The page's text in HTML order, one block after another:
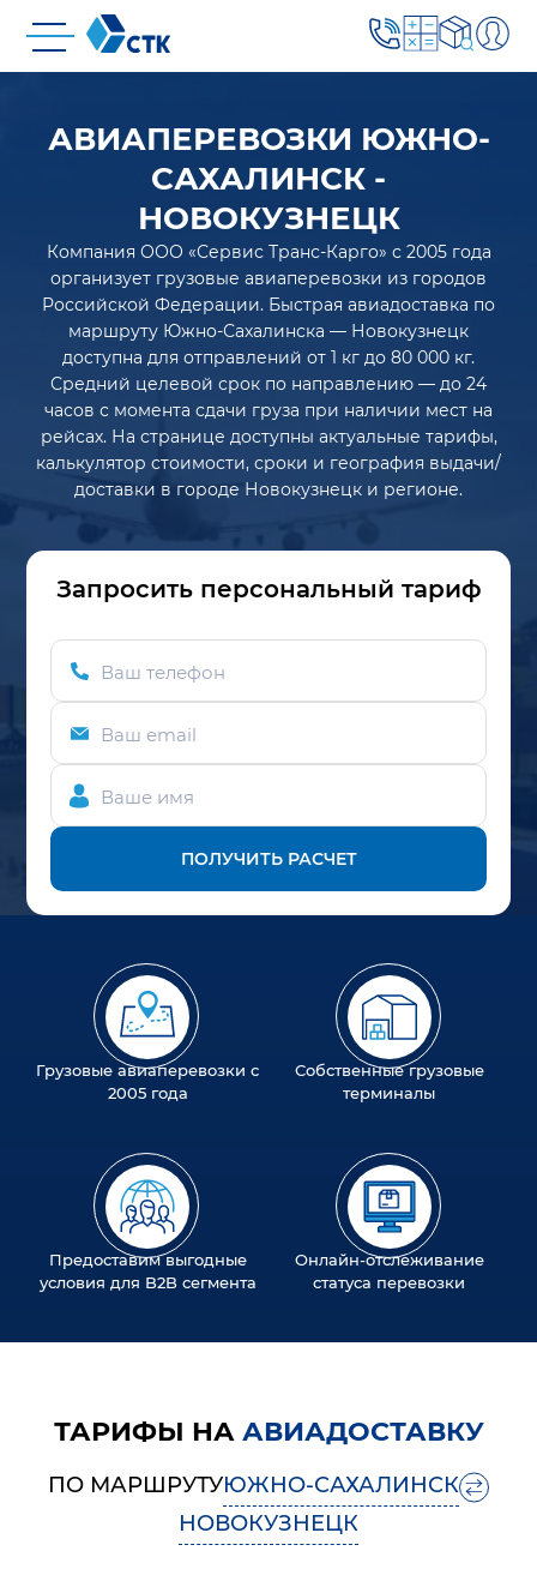
АВИАПЕРЕВОЗКИ ЮЖНО-
САХАЛИНСК -
НОВОКУЗНЕЦК
Компания ООО «Сервис Транс-Карго» с 2005 года
организует грузовые авиаперевозки из городов
Российской Федерации. Быстрая авиадоставка по
маршруту Южно-Сахалинска — Новокузнецк
доступна для отправлений от 1 кг до 80 000 кг.
Средний целевой срок по направлению — до 24
часов с момента сдачи груза при наличии мест на
рейсах. На странице доступны актуальные тарифы,
калькулятор стоимости, сроки и география выдачи/
доставки в городе Новокузнецк и регионе.
Запросить персональный тариф
Ваш телефон
Ваш email
Ваше имя
ПОЛУЧИТЬ РАСЧЕТ
Грузовые авиаперевозки с
2005 года
Собственные грузовые
терминалы
Предоставим выгодные
условия для B2B сегмента
Онлайн-отслеживание
статуса перевозки
ТАРИФЫ НА АВИАДОСТАВКУ
ПО МАРШРУТУЮЖНО-САХАЛИНСК
НОВОКУЗНЕЦК